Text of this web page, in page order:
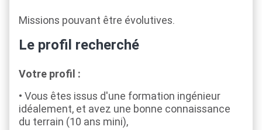
Missions pouvant être évolutives.
Le profil recherché
Votre profil :
Vous êtes issus d'une formation ingénieur
idéalement, et avez une bonne connaissance
du terrain (10 ans mini),